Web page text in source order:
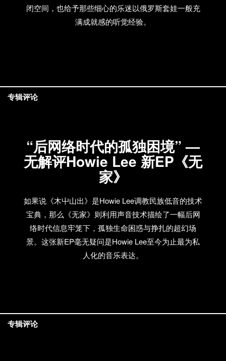
闭空间，也给予那些细心的乐迷以俄罗斯套娃一般充
满成就感的听觉经验。
“后网络时代的孤独困境” —
无解评Howie Lee 新EP《无
家》
如果说《木屮山出》是Howie Lee调教民族低音的技术
宝典，那么《无家》则利用声音技术描绘了一幅后网
络时代信息牢笼下，孤独生命困惑与挣扎的超幻场
景。这张新EP毫无疑问是Howie Lee至今为止最为私
人化的音乐表达。
专辑评论
专辑评论